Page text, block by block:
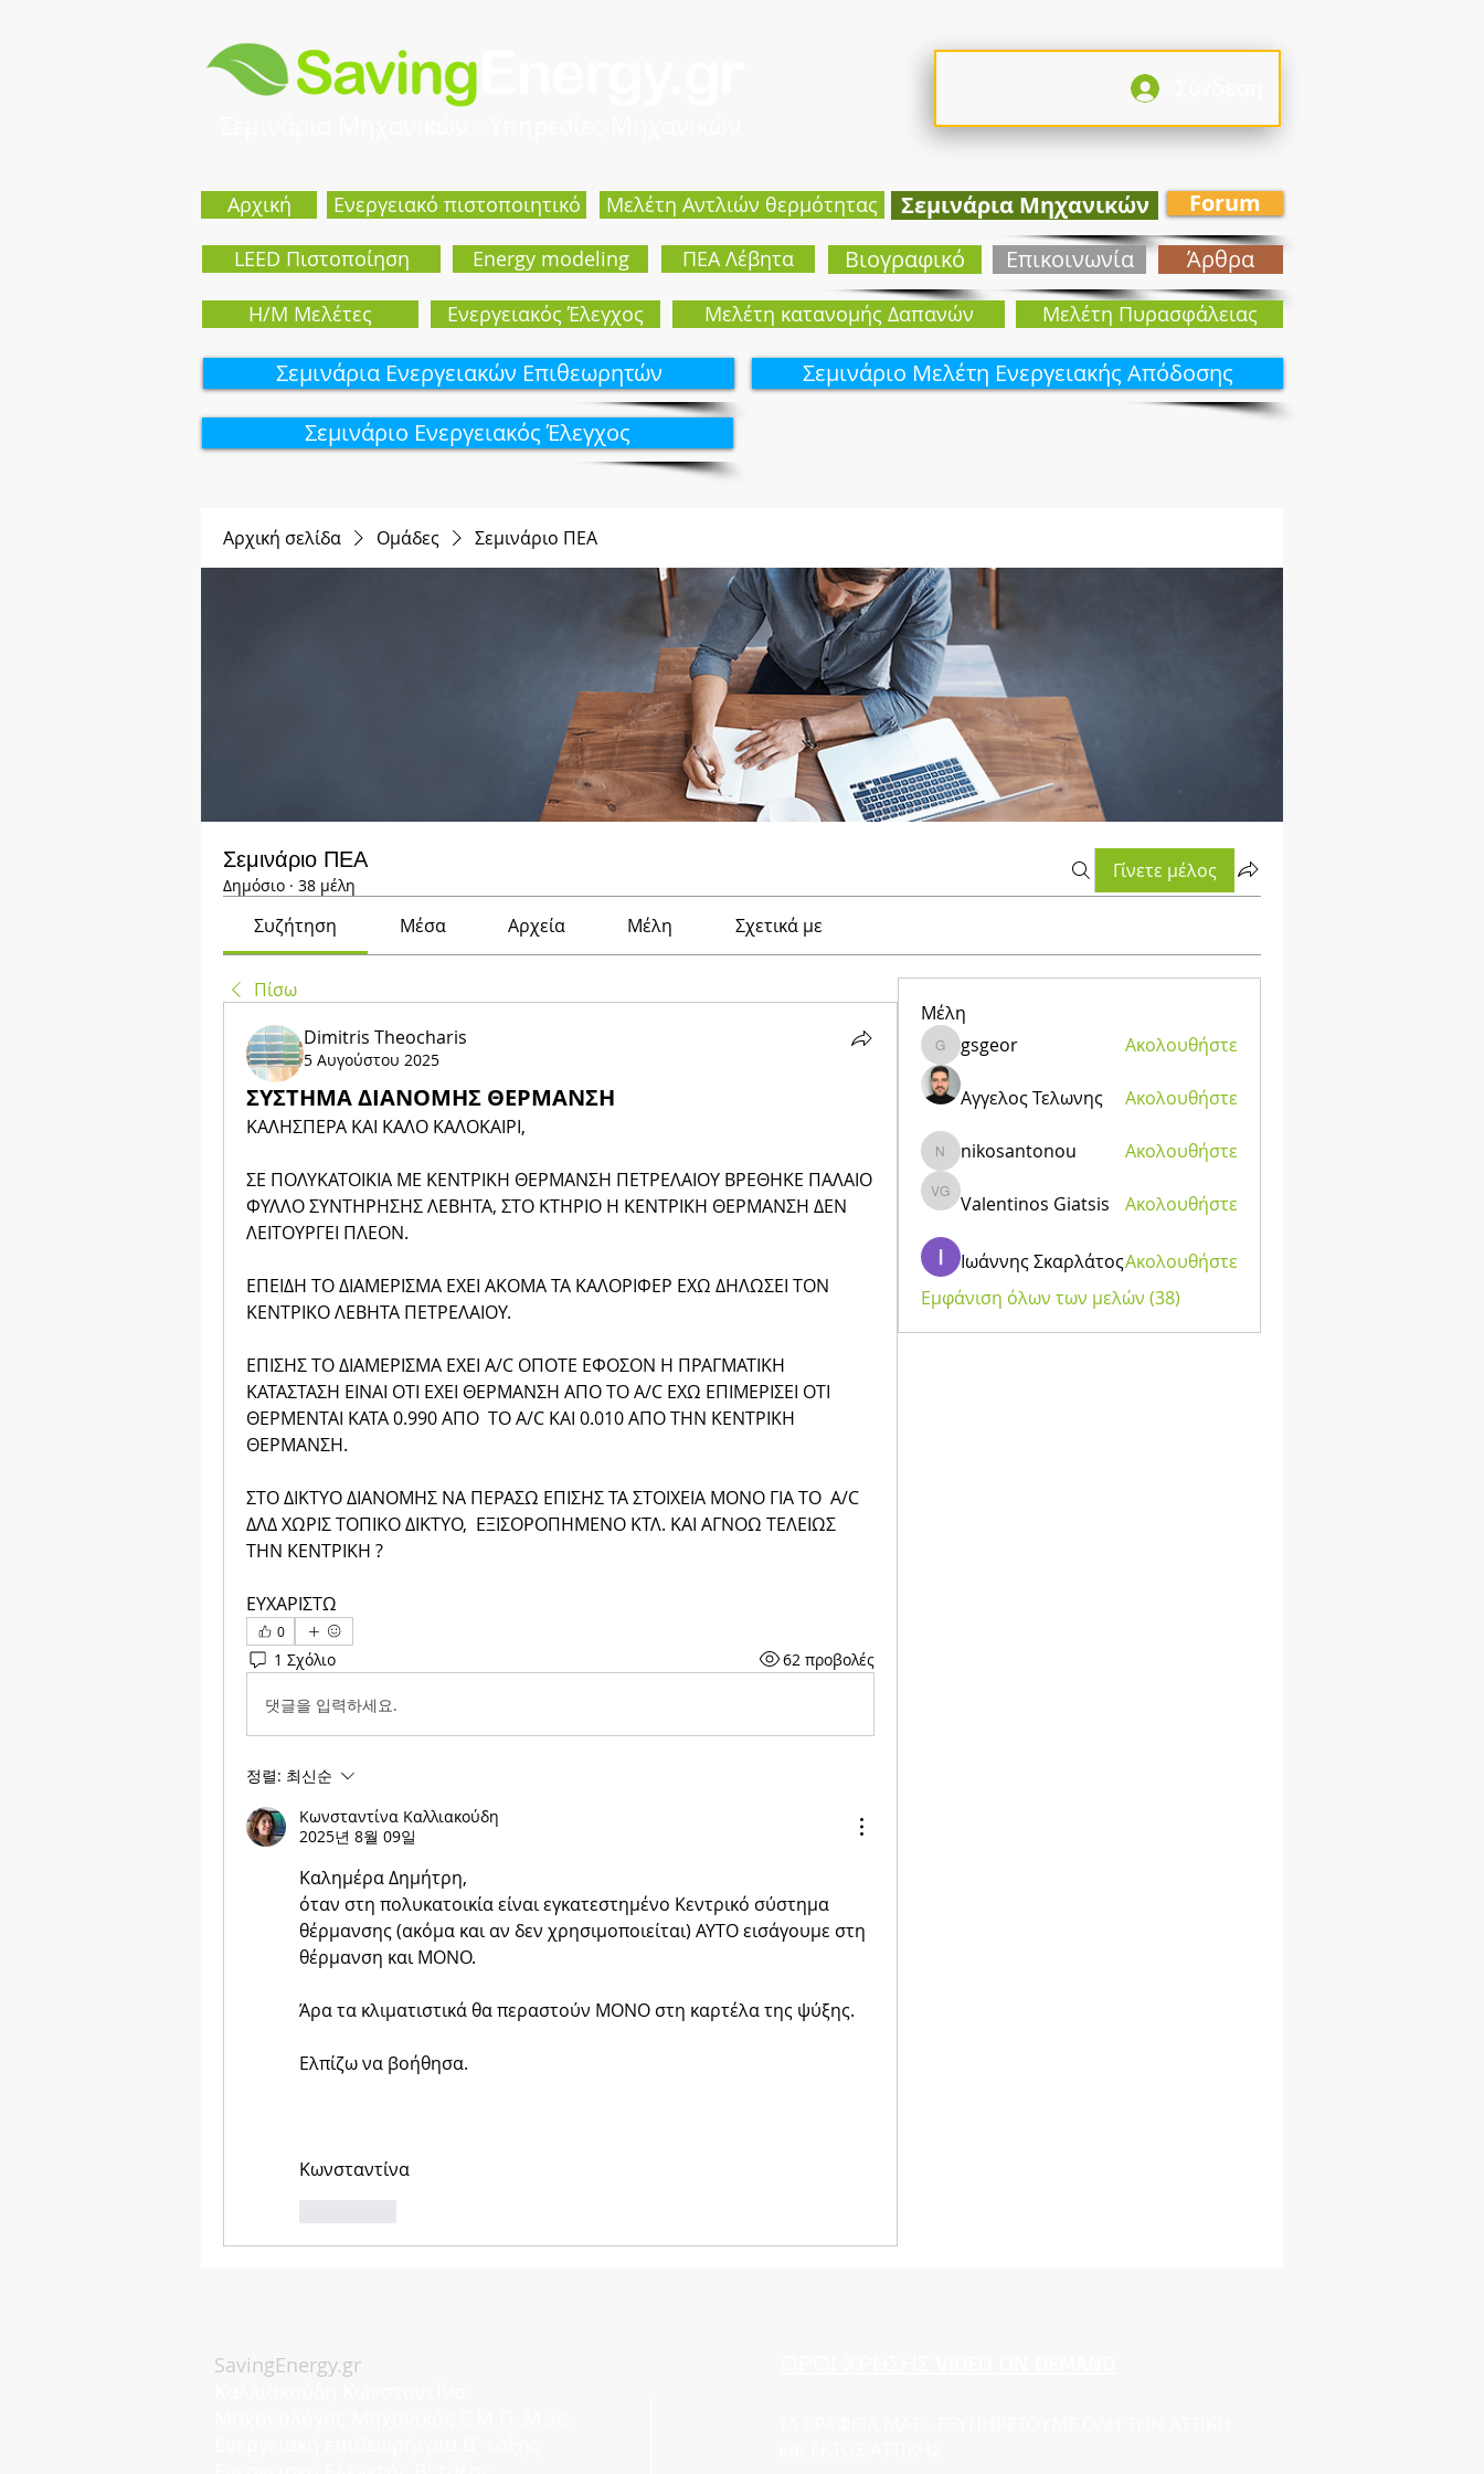
Αρχική Ενεργειακό πιστοποιητικό Mελέτη Αντλιών θερμότητας Σεμινάρια Μηχανικών Forum
LEED Πιστοποίηση Energy modeling ΠΕΑ Λέβητα Βιογραφικό Επικοινωνία Άρθρα
Η/Μ Μελέτες Eνεργειακός Έλεγχος Μελέτη κατανομής Δαπανών Mελέτη Πυρασφάλειας
Σεμινάρια Ενεργειακών Επιθεωρητών
Σεμινάριo Μελέτη Ενεργειακής Απόδοσης
Σεμινάριo Ενεργειακός Έλεγχος
Αρχική σελίδα Ομάδες Σεμινάριο ΠΕΑ
Σεμινάριο ΠΕΑ
Δημόσιο · 38 μέλη
Γίνετε μέλος
Συζήτηση Μέσα Αρχεία Μέλη Σχετικά με
Πίσω
Dimitris Theocharis
5 Αυγούστου 2025
ΣΥΣΤΗΜΑ ΔΙΑΝΟΜΗΣ ΘΕΡΜΑΝΣΗ
ΚΑΛΗΣΠΕΡΑ ΚΑΙ ΚΑΛΟ ΚΑΛΟΚΑΙΡΙ,
ΣΕ ΠΟΛΥΚΑΤΟΙΚΙΑ ΜΕ ΚΕΝΤΡΙΚΗ ΘΕΡΜΑΝΣΗ ΠΕΤΡΕΛΑΙΟΥ ΒΡΕΘΗΚΕ ΠΑΛΑΙΟ
ΦΥΛΛΟ ΣΥΝΤΗΡΗΣΗΣ ΛΕΒΗΤΑ, ΣΤΟ ΚΤΗΡΙΟ Η ΚΕΝΤΡΙΚΗ ΘΕΡΜΑΝΣΗ ΔΕΝ
ΛΕΙΤΟΥΡΓΕΙ ΠΛΕΟΝ.
ΕΠΕΙΔΗ ΤΟ ΔΙΑΜΕΡΙΣΜΑ ΕΧΕΙ ΑΚΟΜΑ ΤΑ ΚΑΛΟΡΙΦΕΡ ΕΧΩ ΔΗΛΩΣΕΙ ΤΟΝ
ΚΕΝΤΡΙΚΟ ΛΕΒΗΤΑ ΠΕΤΡΕΛΑΙΟΥ.
ΕΠΙΣΗΣ ΤΟ ΔΙΑΜΕΡΙΣΜΑ ΕΧΕΙ A/C ΟΠΟΤΕ ΕΦΟΣΟΝ Η ΠΡΑΓΜΑΤΙΚΗ
ΚΑΤΑΣΤΑΣΗ ΕΙΝΑΙ ΟΤΙ ΕΧΕΙ ΘΕΡΜΑΝΣΗ ΑΠΟ ΤΟ A/C ΕΧΩ ΕΠΙΜΕΡΙΣΕΙ ΟΤΙ
ΘΕΡΜΕΝΤΑΙ ΚΑΤΑ 0.990 ΑΠΟ  TO Α/C ΚΑΙ 0.010 ΑΠΟ ΤΗΝ ΚΕΝΤΡΙΚΗ
ΘΕΡΜΑΝΣΗ.
ΣΤΟ ΔΙΚΤΥΟ ΔΙΑΝΟΜΗΣ ΝΑ ΠΕΡΑΣΩ ΕΠΙΣΗΣ ΤΑ ΣΤΟΙΧΕΙΑ ΜΟΝΟ ΓΙΑ ΤΟ  A/C
ΔΛΔ ΧΩΡΙΣ ΤΟΠΙΚΟ ΔΙΚΤΥΟ,  ΕΞΙΣΟΡΟΠΗΜΕΝΟ ΚΤΛ. ΚΑΙ ΑΓΝΟΩ ΤΕΛΕΙΩΣ
ΤΗΝ ΚΕΝΤΡΙΚΗ ?
ΕΥΧΑΡΙΣΤΩ
0
1 Σχόλιο 62 προβολές
댓글을 입력하세요.
정렬: 최신순
Κωνσταντίνα Καλλιακούδη
2025년 8월 09일
Καλημέρα Δημήτρη,
όταν στη πολυκατοικία είναι εγκατεστημένο Κεντρικό σύστημα
θέρμανσης (ακόμα και αν δεν χρησιμοποιείται) ΑΥΤΟ εισάγουμε στη
θέρμανση και ΜΟΝΟ.
Άρα τα κλιματιστικά θα περαστούν ΜΟΝΟ στη καρτέλα της ψύξης.
Ελπίζω να βοήθησα.
Κωνσταντίνα
Μέλη
gsgeorgsgeor Ακολουθήστε
Αγγελος Τελωνης Ακολουθήστε
nikosantonou
nikosantonou Ακολουθήστε
Valentinos Giatsis
Valentinos Giatsis Ακολουθήστε
Ιωάννης ΣκαρλάτοςΑκολουθήστε
Εμφάνιση όλων των μελών (38)
SavingEnergy.gr